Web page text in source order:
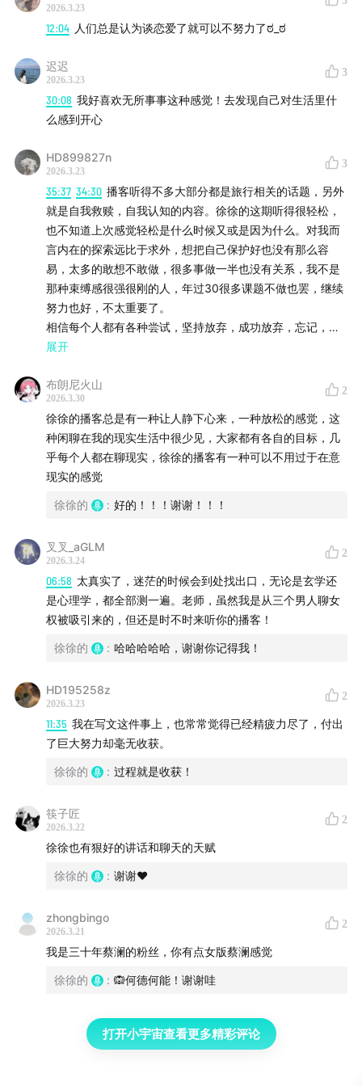
2026.3.23
12:04 人们总是认为谈恋爱了就可以不努力了ಠ_ಠ
迟迟
2026.3.23
3
30:08 我好喜欢无所事事这种感觉！去发现自己对生活里什
么感到开心
HD899827n
2026.3.23
3
35:37 34:30 播客听得不多大部分都是旅行相关的话题，另外
就是自我救赎，自我认知的内容。徐徐的这期听得很轻松，
也不知道上次感觉轻松是什么时候又或是因为什么。对我而
言内在的探索远比于求外，想把自己保护好也没有那么容
易，太多的敢想不敢做，很多事做一半也没有关系，我不是
那种束缚感很强很刚的人，年过30很多课题不做也罢，继续
努力也好，不太重要了。
相信每个人都有各种尝试，坚持放弃，成功放弃，忘记，失
败 很多事情被我们安定了。很多事情分阶段性的，现在拥有
未来，如果自己的内心不够坚定，就只能求于他人的认可。
功利主义告诉我们做每一件事都最好是为了什么而做，我觉
得可以细分两种，自我认可的得到和他人认可的得到，只要
自我能够有收获就不算失败吧。就像学了半年的英语突然放
弃了不是意味着白学了，而是得到了这半年的学习体验和词
汇量。
展开
布朗尼火山
2026.3.30
2
徐徐的播客总是有一种让人静下心来，一种放松的感觉，这
种闲聊在我的现实生活中很少见，大家都有各自的目标，几
乎每个人都在聊现实，徐徐的播客有一种可以不用过于在意
现实的感觉
徐徐的 : 好的！！！谢谢！！！
叉叉_aGLM
2026.3.24
2
06:58 太真实了，迷茫的时候会到处找出口，无论是玄学还
是心理学，都全部测一遍。老师，虽然我是从三个男人聊女
权被吸引来的，但还是时不时来听你的播客！
徐徐的 : 哈哈哈哈哈，谢谢你记得我！
HD195258z
2026.3.23
2
11:35 我在写文这件事上，也常常觉得已经精疲力尽了，付出
了巨大努力却毫无收获。
徐徐的 : 过程就是收获！
筷子匠
2026.3.22
2
徐徐也有狠好的讲话和聊天的天赋
徐徐的 : 谢谢❤️
zhongbingo
2026.3.21
2
我是三十年蔡澜的粉丝，你有点女版蔡澜感觉
徐徐的 : 🙉何德何能！谢谢哇
打开小宇宙查看更多精彩评论